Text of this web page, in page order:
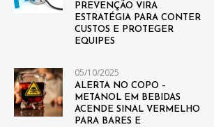
PREVENÇÃO VIRA
ESTRATÉGIA PARA CONTER
CUSTOS E PROTEGER
EQUIPES
05/10/2025
ALERTA NO COPO –
METANOL EM BEBIDAS
ACENDE SINAL VERMELHO
PARA BARES E